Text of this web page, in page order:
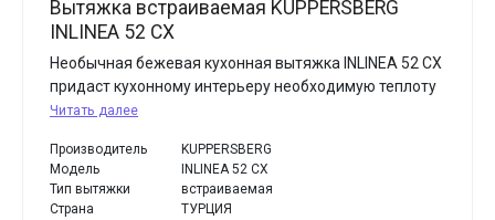
Вытяжка встраиваемая KUPPERSBERG
INLINEA 52 CX
Необычная бежевая кухонная вытяжка INLINEA 52 CX
придаст кухонному интерьеру необходимую теплоту
Читать далее
Производитель
KUPPERSBERG
Модель
INLINEA 52 CX
Тип вытяжки
встраиваемая
Страна
ТУРЦИЯ